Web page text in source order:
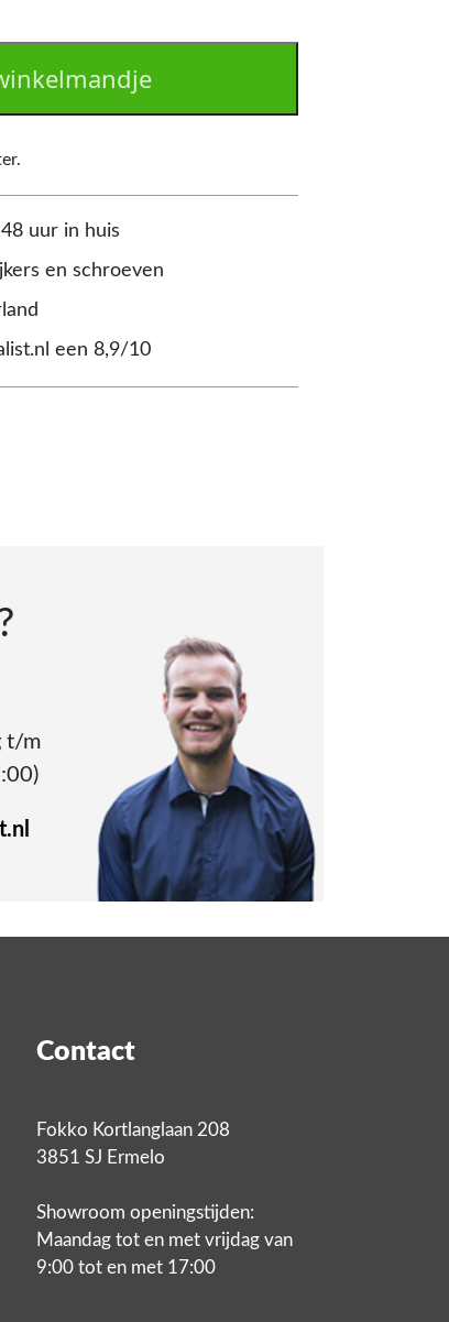
uur in huis
en schroeven
een 8,9/10
t/m
Contact
Fokko Kortlanglaan 208
3851 SJ Ermelo
Showroom openingstijden:
Maandag tot en met vrijdag van
9:00 tot en met 17:00